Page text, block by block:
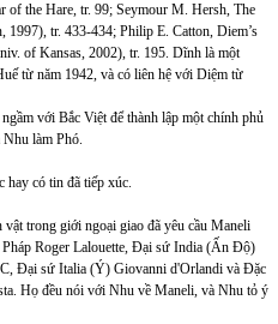
of the Hare, tr. 99; Seymour M. Hersh, The
tr. 433-434; Philip E. Catton, Diem’s
of Kansas, 2002), tr. 195. Dĩnh là một
từ năm 1942, và có liên hệ với Diệm từ
với Bắc Việt để thành lập một chính phủ
làm Phó.
hay có tin đã tiếp xúc.
trong giới ngoại giao đã yêu cầu Maneli
Roger Lalouette, Đại sứ India (Ấn Độ)
Đại sứ Italia (Ý) Giovanni d'Orlandi và Đặc
Họ đều nói với Nhu về Maneli, và Nhu tỏ ý